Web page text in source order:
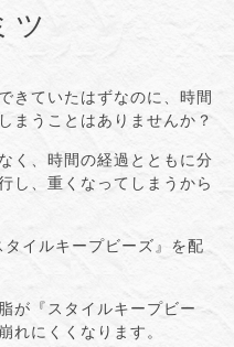
ツ
きていたはずなのに、時間
まうことはありませんか？
く、時間の経過とともに分
し、重くなってしまうから
イルキープビーズ』を配
が『スタイルキープビー
れにくくなります。